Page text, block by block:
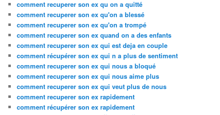
comment recuperer son ex qu on a quitté
comment recuperer son ex qu'on a blessé
comment recuperer son ex qu'on a trompé
comment recuperer son ex quand on a des enfants
comment recuperer son ex qui est deja en couple
comment récupérer son ex qui n a plus de sentiment
comment recuperer son ex qui nous a bloqué
comment recuperer son ex qui nous aime plus
comment recuperer son ex qui veut plus de nous
comment recuperer son ex rapidement
comment récupérer son ex rapidement